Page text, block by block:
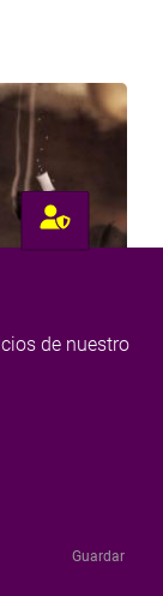
de nuestro
Guardar